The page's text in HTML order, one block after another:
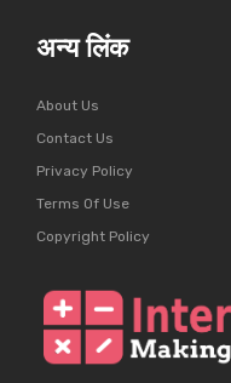
अन्य लिंक
About Us
Contact Us
Privacy Policy
Terms Of Use
Copyright Policy